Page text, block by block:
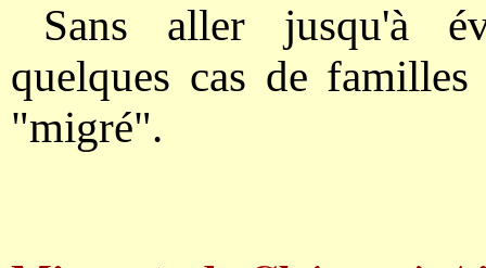
Sans aller jusqu'à
quelques cas de
"migré".